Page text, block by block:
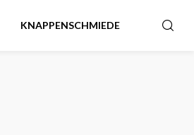
KNAPPENSCHMIEDE